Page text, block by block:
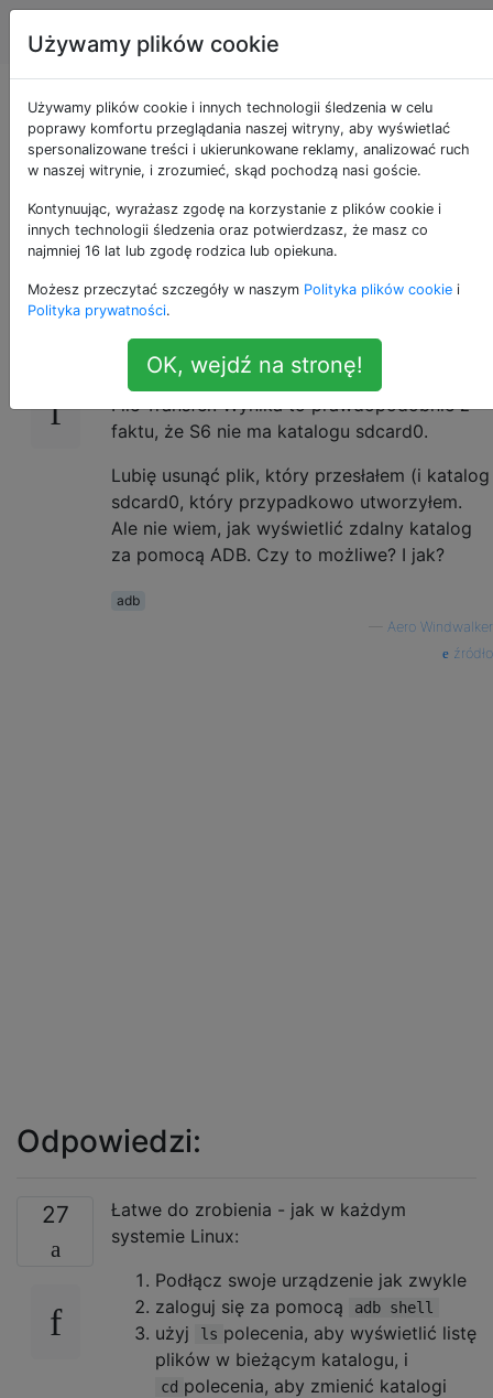
Android Tagi
Jak używać ADB do
wyświetlania
zdalnych katalogów?
15 Kiedyś adb push lol.png
do mojego Galaxy S6, a plik został pomyślnie
przesłany, ale nie pojawił się w moim Android
File Transfer. Wynika to prawdopodobnie z
faktu, że S6 nie ma katalogu sdcard0.
Lubię usunąć plik, który przesłałem (i katalog
sdcard0, który przypadkowo utworzyłem.
Ale nie wiem, jak wyświetlić zdalny katalog
za pomocą ADB. Czy to możliwe? I jak?
adb
Aero Windwalker
źródło
Odpowiedzi:
27
Łatwe do zrobienia - jak w każdym
systemie Linux:
Podłącz swoje urządzenie jak zwykle
zaloguj się za pomocą
adb shell
użyj ls polecenia, aby wyświetlić listę
plików w bieżącym katalogu, i
cd polecenia, aby zmienić katalogi
Używamy plików cookie
Używamy plików cookie i innych technologii śledzenia w celu
poprawy komfortu przeglądania naszej witryny, aby wyświetlać
spersonalizowane treści i ukierunkowane reklamy, analizować ruch
w naszej witrynie, i zrozumieć, skąd pochodzą nasi goście.
Kontynuując, wyrażasz zgodę na korzystanie z plików cookie i
innych technologii śledzenia oraz potwierdzasz, że masz co
najmniej 16 lat lub zgodę rodzica lub opiekuna.
Możesz przeczytać szczegóły w naszym Polityka plików cookie i
Polityka prywatności.
OK, wejdź na stronę!